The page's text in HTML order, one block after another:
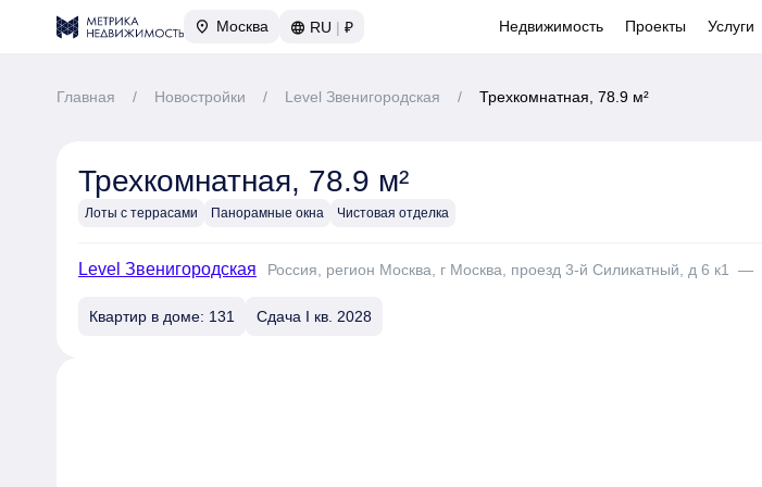
Москва RU | ₽ Недвижимость Проекты Услуги
Главная / Новостройки / Level Звенигородская / Трехкомнатная, 78.9 м²
Трехкомнатная, 78.9 м²
Лоты с террасами Панорамные окна Чистовая отделка
Level Звенигородская Россия, регион Москва, г Москва, проезд 3-й Силикатный, д 6 к1 —
Квартир в доме: 131 Сдача I кв. 2028